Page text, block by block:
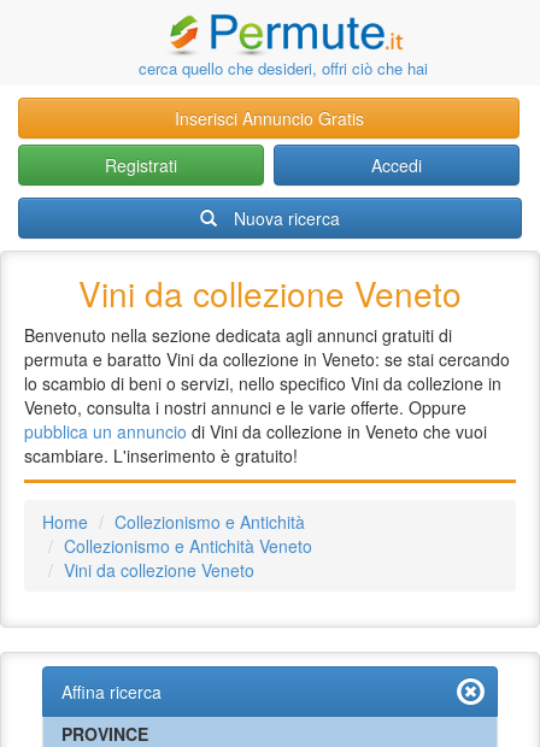
cerca quello che desideri, offri ciò che hai
Inserisci Annuncio Gratis
Registrati
Accedi
Nuova ricerca
Vini da collezione Veneto
Benvenuto nella sezione dedicata agli annunci gratuiti di
permuta e baratto Vini da collezione in Veneto: se stai cercando
lo scambio di beni o servizi, nello specifico Vini da collezione in
Veneto, consulta i nostri annunci e le varie offerte. Oppure
pubblica un annuncio di Vini da collezione in Veneto che vuoi
scambiare. L'inserimento è gratuito!
Home
Collezionismo e Antichità
Collezionismo e Antichità Veneto
Vini da collezione Veneto
Affina ricerca
PROVINCE